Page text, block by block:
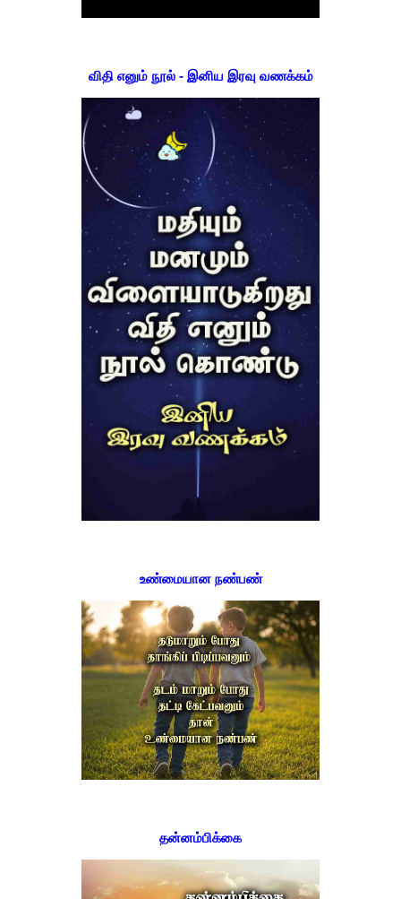
விதி எனும் நூல் - இனிய இரவு வணக்கம்
உண்மையான நண்பண்
தன்னம்பிக்கை